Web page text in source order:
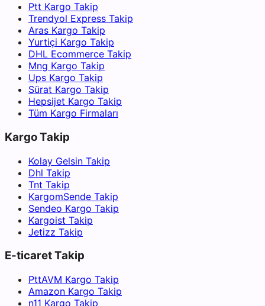
Ptt Kargo Takip
Trendyol Express Takip
Aras Kargo Takip
Yurtiçi Kargo Takip
DHL Ecommerce Takip
Mng Kargo Takip
Ups Kargo Takip
Sürat Kargo Takip
Hepsijet Kargo Takip
Tüm Kargo Firmaları
Kargo Takip
Kolay Gelsin Takip
Dhl Takip
Tnt Takip
KargomSende Takip
Sendeo Kargo Takip
Kargoist Takip
Jetizz Takip
E-ticaret Takip
PttAVM Kargo Takip
Amazon Kargo Takip
n11 Kargo Takip